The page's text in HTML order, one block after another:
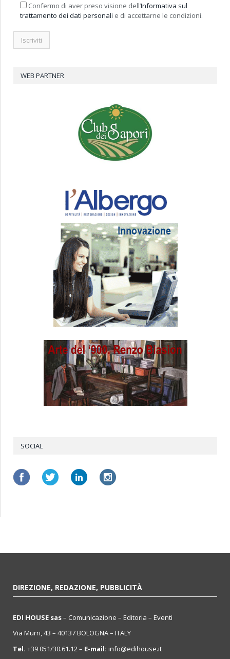
Confermo di aver preso visione dell’Informativa sul
trattamento dei dati personali e di accettarne le condizioni.
WEB PARTNER
SOCIAL
DIREZIONE, REDAZIONE, PUBBLICITÀ
EDI HOUSE sas– Comunicazione – Editoria – Eventi
Via Murri, 43 – 40137 BOLOGNA – ITALY
Tel. +39 051/30.61.12 – E-mail: info@edihouse.it